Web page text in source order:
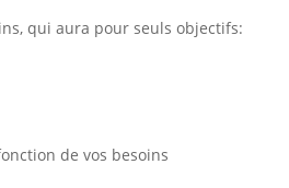
qui aura pour seuls objectifs:
de vos besoins